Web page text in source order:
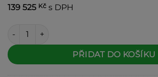
139 525 Kč s DPH
Teplovzdušné topidlo ARCOTHERM Farm
PŘIDAT DO KOŠÍKU
Alternative: